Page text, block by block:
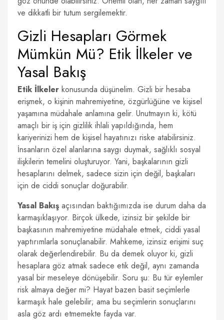
ve dikkatli bir tutum sergilemektir.
Gizli Hesapları Görmek
Mümkün Mü? Etik İlkeler ve
Yasal Bakış
Etik İlkeler konusunda düşünelim. Gizli bir hesaba
erişmek, o kişinin mahremiyetine, özgürlüğüne ve kişisel
yaşamına müdahale anlamına gelir. Unutmayın ki, kötü
amaçlı bir iş için gizlilik ihlali yapıldığında, hem
kariyerinizi hem de kişisel hayatınızı riske atabilirsiniz.
İnsanların özel alanlarına saygı duymak, sağlıklı sosyal
ilişkilerin temelini oluşturuyor. Yani, başkalarının gizli
hesaplarını delmek, sadece sizin için değil, başkaları
için de ciddi sonuçlar doğurabilir.
Yasal Bakış açısından baktığımızda ise durum daha da
karmaşıklaşıyor. Birçok ülkede, izinsiz bir şekilde bir
başkasının mahremiyetine müdahale etmek, ciddi yasal
yaptırımlarla sonuçlanabilir. Mahkeme, izinsiz erişimi suç
olarak değerlendirebilir. Bu da demek oluyor ki, gizli
hesaplara göz atmak sadece etik değil, aynı zamanda
yasal bir meseleye dönüşebilir. Soru şu: Bu tür eylemler
risk almaya değer mi? Hayat bazen basit seçimlerle
karmaşık hale gelebilir; ama bu seçimlerin sonuçlarını
asla göz ardı etmemekte fayda var.